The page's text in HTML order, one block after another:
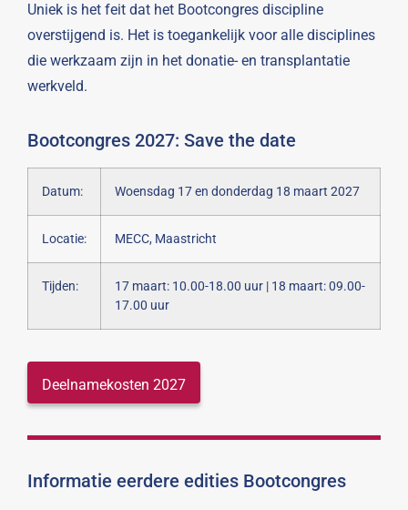
Uniek is het feit dat het Bootcongres discipline
overstijgend is. Het is toegankelijk voor alle disciplines
die werkzaam zijn in het donatie- en transplantatie
werkveld.
Bootcongres 2027: Save the date
Datum: Woensdag 17 en donderdag 18 maart 2027
Locatie: MECC, Maastricht
Tijden:
17 maart: 10.00-18.00 uur | 18 maart: 09.00-
17.00 uur
Deelnamekosten 2027
Informatie eerdere edities Bootcongres